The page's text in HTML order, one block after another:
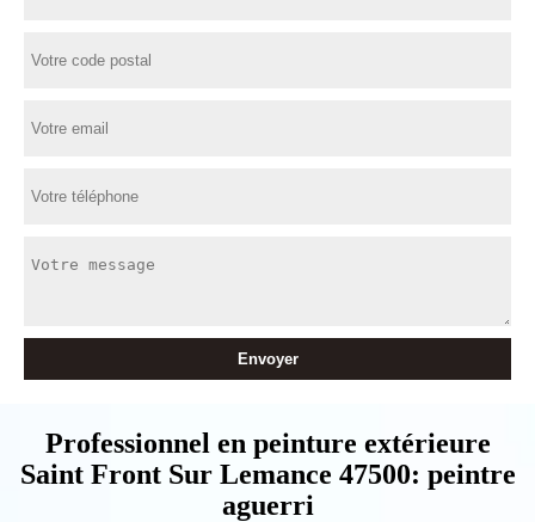
Professionnel en peinture extérieure
Saint Front Sur Lemance 47500: peintre
aguerri